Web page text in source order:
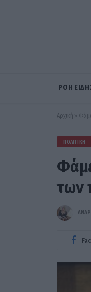
ΡΟΗ
Αρχική »
ΠΟΛΙΤΙΚΉ
των